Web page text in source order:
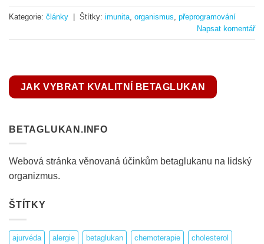
Kategorie: články | Štítky: imunita organismus přeprogramování
Napsat komentář
JAK VYBRAT KVALITNÍ BETAGLUKAN
BETAGLUKAN.INFO
Webová stránka věnovaná účinkům betaglukanu na lidský
organizmus.
ŠTÍTKY
ajurvéda alergie betaglukan chemoterapie cholesterol